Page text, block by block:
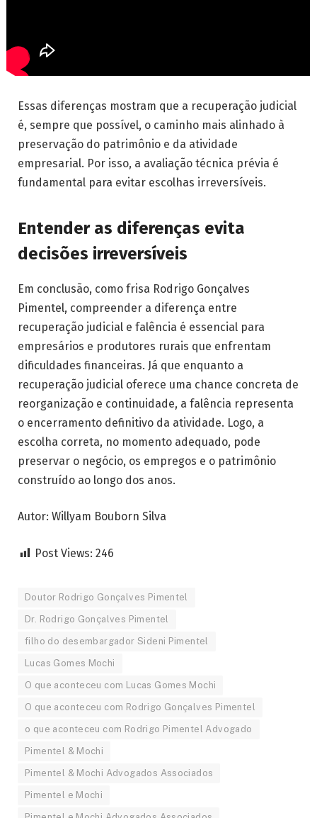
Essas diferenças mostram que a recuperação judicial
é, sempre que possível, o caminho mais alinhado à
preservação do patrimônio e da atividade
empresarial. Por isso, a avaliação técnica prévia é
fundamental para evitar escolhas irreversíveis.
Entender as diferenças evita
decisões irreversíveis
Em conclusão, como frisa Rodrigo Gonçalves
Pimentel, compreender a diferença entre
recuperação judicial e falência é essencial para
empresários e produtores rurais que enfrentam
dificuldades financeiras. Já que enquanto a
recuperação judicial oferece uma chance concreta de
reorganização e continuidade, a falência representa
o encerramento definitivo da atividade. Logo, a
escolha correta, no momento adequado, pode
preservar o negócio, os empregos e o patrimônio
construído ao longo dos anos.
Autor: Willyam Bouborn Silva
Post Views: 246
Doutor Rodrigo Gonçalves Pimentel
Dr. Rodrigo Gonçalves Pimentel
filho do desembargador Sideni Pimentel
Lucas Gomes Mochi
O que aconteceu com Lucas Gomes Mochi
O que aconteceu com Rodrigo Gonçalves Pimentel
o que aconteceu com Rodrigo Pimentel Advogado
Pimentel & Mochi
Pimentel & Mochi Advogados Associados
Pimentel e Mochi